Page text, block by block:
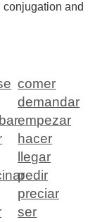
and
comer
demandar
empezar
hacer
llegar
pedir
preciar
ser